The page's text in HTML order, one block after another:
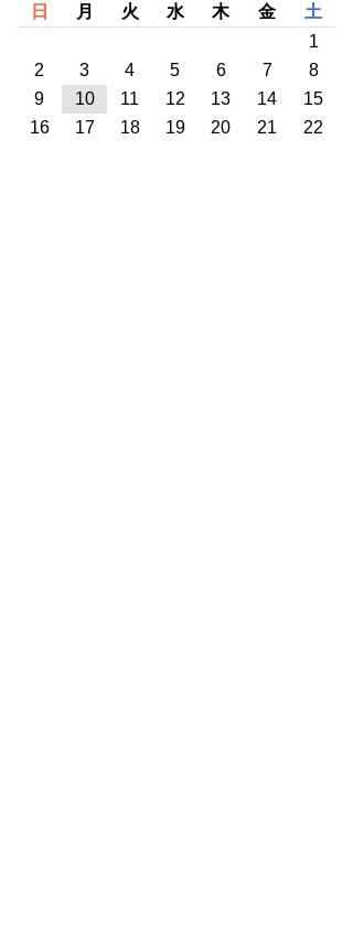
日
月 火 水 木 金
土
1
2
3 4 5 6 7
8
9
10 11 12 13 14
15
16
17 18 19 20 21
22